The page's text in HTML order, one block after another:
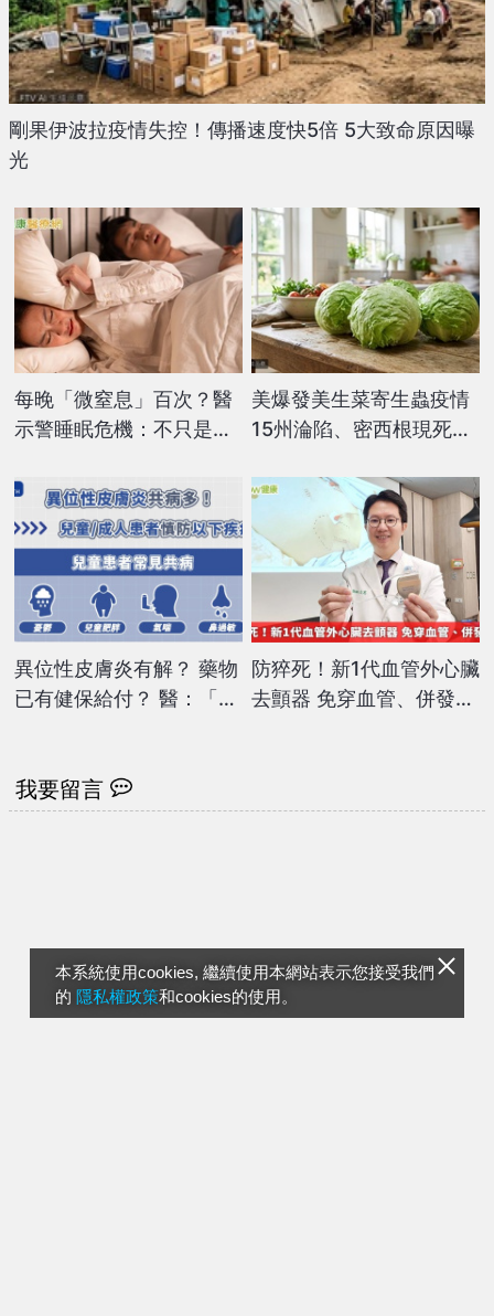
本系統使用cookies, 繼續使用本網站表示您接受我們
的 隱私權政策和cookies的使用。
剛果伊波拉疫情失控！傳播速度快5倍 5大致命原因曝
光
每晚「微窒息」百次？醫
示警睡眠危機：不只是打
美爆發美生菜寄生蟲疫情
15州淪陷、密西根現死亡
異位性皮膚炎有解？ 藥物
已有健保給付？ 醫：「這
防猝死！新1代血管外心臟
去顫器 免穿血管、併發症
我要留言